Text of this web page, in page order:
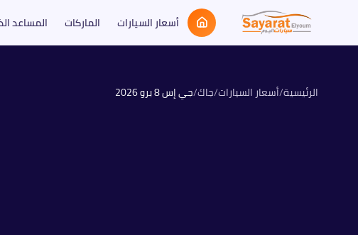
أسعار السيارات الماركات المساعد
الرئيسية/أسعار السيارات/جاك/جي إس 8 برو 2026